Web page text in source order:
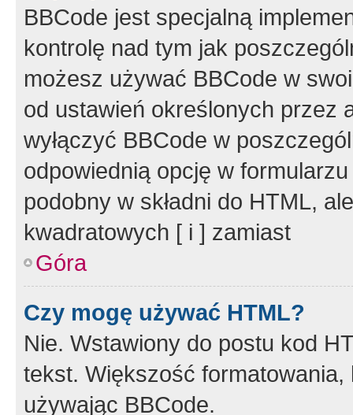
BBCode jest specjalną
kontrolę nad tym jak
możesz używać BBCode w
od ustawień określonych przez
wyłączyć BBCode w
odpowiednią opcję w
podobny w składni do HTML,
kwadratowych [ i ] zamiast
Góra
Czy mogę używać HTML?
Nie. Wstawiony do postu kod
tekst. Większość
używając BBCode.